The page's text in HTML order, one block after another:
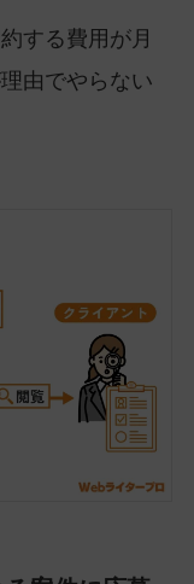
する費用が月
由でやらない